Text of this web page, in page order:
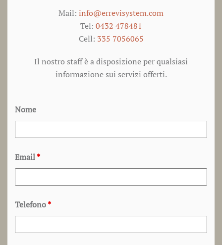
Mail: info@errevisystem.com
Tel: 0432 478481
Cell: 335 7056065
Il nostro staff è a disposizione per qualsiasi
informazione sui servizi offerti.
Nome
Email*
Telefono*